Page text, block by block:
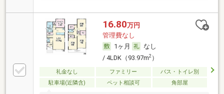
16.80万円
管理費なし
1ヶ月
なし
/ 4LDK（93.97m2）
礼金なし ファミリー
バス・トイレ別
駐車場(近隣含)
ペット相談可 角部屋